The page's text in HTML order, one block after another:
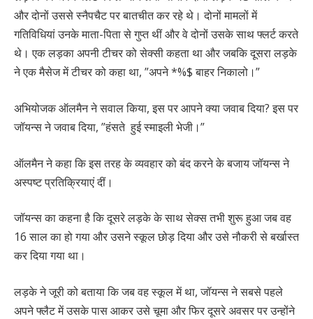
और दोनों उससे स्नैपचैट पर बातचीत कर रहे थे। दोनों मामलों में
गतिविधियां उनके माता-पिता से गुप्त थीं और वे दोनों उसके साथ फ्लर्ट करते
थे। एक लड़का अपनी टीचर को सेक्सी कहता था और जबकि दूसरा लड़के
ने एक मैसेज में टीचर को कहा था, ”अपने *%$ बाहर निकालो।”
अभियोजक ऑलमैन ने सवाल किया, इस पर आपने क्या जवाब दिया? इस पर
जॉयन्स ने जवाब दिया, ”हंसते हुई स्माइली भेजी।”
ऑलमैन ने कहा कि इस तरह के व्यवहार को बंद करने के बजाय जॉयन्स ने
अस्पष्ट प्रतिक्रियाएं दीं।
जॉयन्स का कहना है कि दूसरे लड़के के साथ सेक्स तभी शुरू हुआ जब वह
16 साल का हो गया और उसने स्कूल छोड़ दिया और उसे नौकरी से बर्खास्त
कर दिया गया था।
लड़के ने जूरी को बताया कि जब वह स्कूल में था, जॉयन्स ने सबसे पहले
अपने फ्लैट में उसके पास आकर उसे चूमा और फिर दूसरे अवसर पर उन्होंने